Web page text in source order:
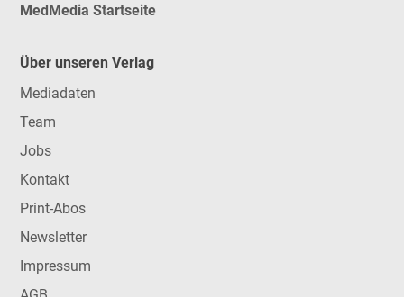
MedMedia Startseite
Über unseren Verlag
Mediadaten
Team
Jobs
Kontakt
Print-Abos
Newsletter
Impressum